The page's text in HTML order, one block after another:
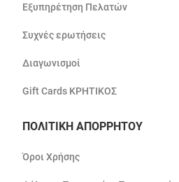
Εξυπηρέτηση Πελατών
Συχνές ερωτήσεις
Διαγωνισμοί
Gift Cards ΚΡΗΤΙΚΟΣ
ΠΟΛΙΤΙΚΗ ΑΠΟΡΡΗΤΟΥ
Όροι Χρήσης